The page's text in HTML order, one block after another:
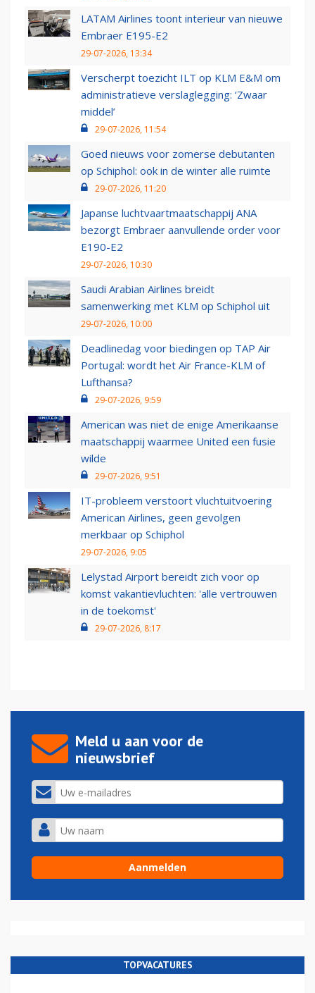
LATAM Airlines toont interieur van nieuwe
Embraer E195-E2
29-07-2026, 13:34
Verscherpt toezicht ILT op KLM E&M om
administratieve verslaglegging: ‘Zwaar
middel’
29-07-2026, 11:54
Goed nieuws voor zomerse debutanten
op Schiphol: ook in de winter alle ruimte
29-07-2026, 11:20
Japanse luchtvaartmaatschappij ANA
bezorgt Embraer aanvullende order voor
E190-E2
29-07-2026, 10:30
Saudi Arabian Airlines breidt
samenwerking met KLM op Schiphol uit
29-07-2026, 10:00
Deadlinedag voor biedingen op TAP Air
Portugal: wordt het Air France-KLM of
Lufthansa?
29-07-2026, 9:59
American was niet de enige Amerikaanse
maatschappij waarmee United een fusie
wilde
29-07-2026, 9:51
IT-probleem verstoort vluchtuitvoering
American Airlines, geen gevolgen
merkbaar op Schiphol
29-07-2026, 9:05
Lelystad Airport bereidt zich voor op
komst vakantievluchten: 'alle vertrouwen
in de toekomst'
29-07-2026, 8:17
Meld u aan voor de
nieuwsbrief
TOPVACATURES